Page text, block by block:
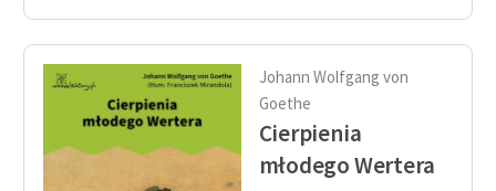
Dane fundacji i
sprawozdania finansowe
Regulamin darowizn
Informacja o treściach
wrażliwych
Johann Wolfgang von
Goethe
Cierpienia
młodego Wertera